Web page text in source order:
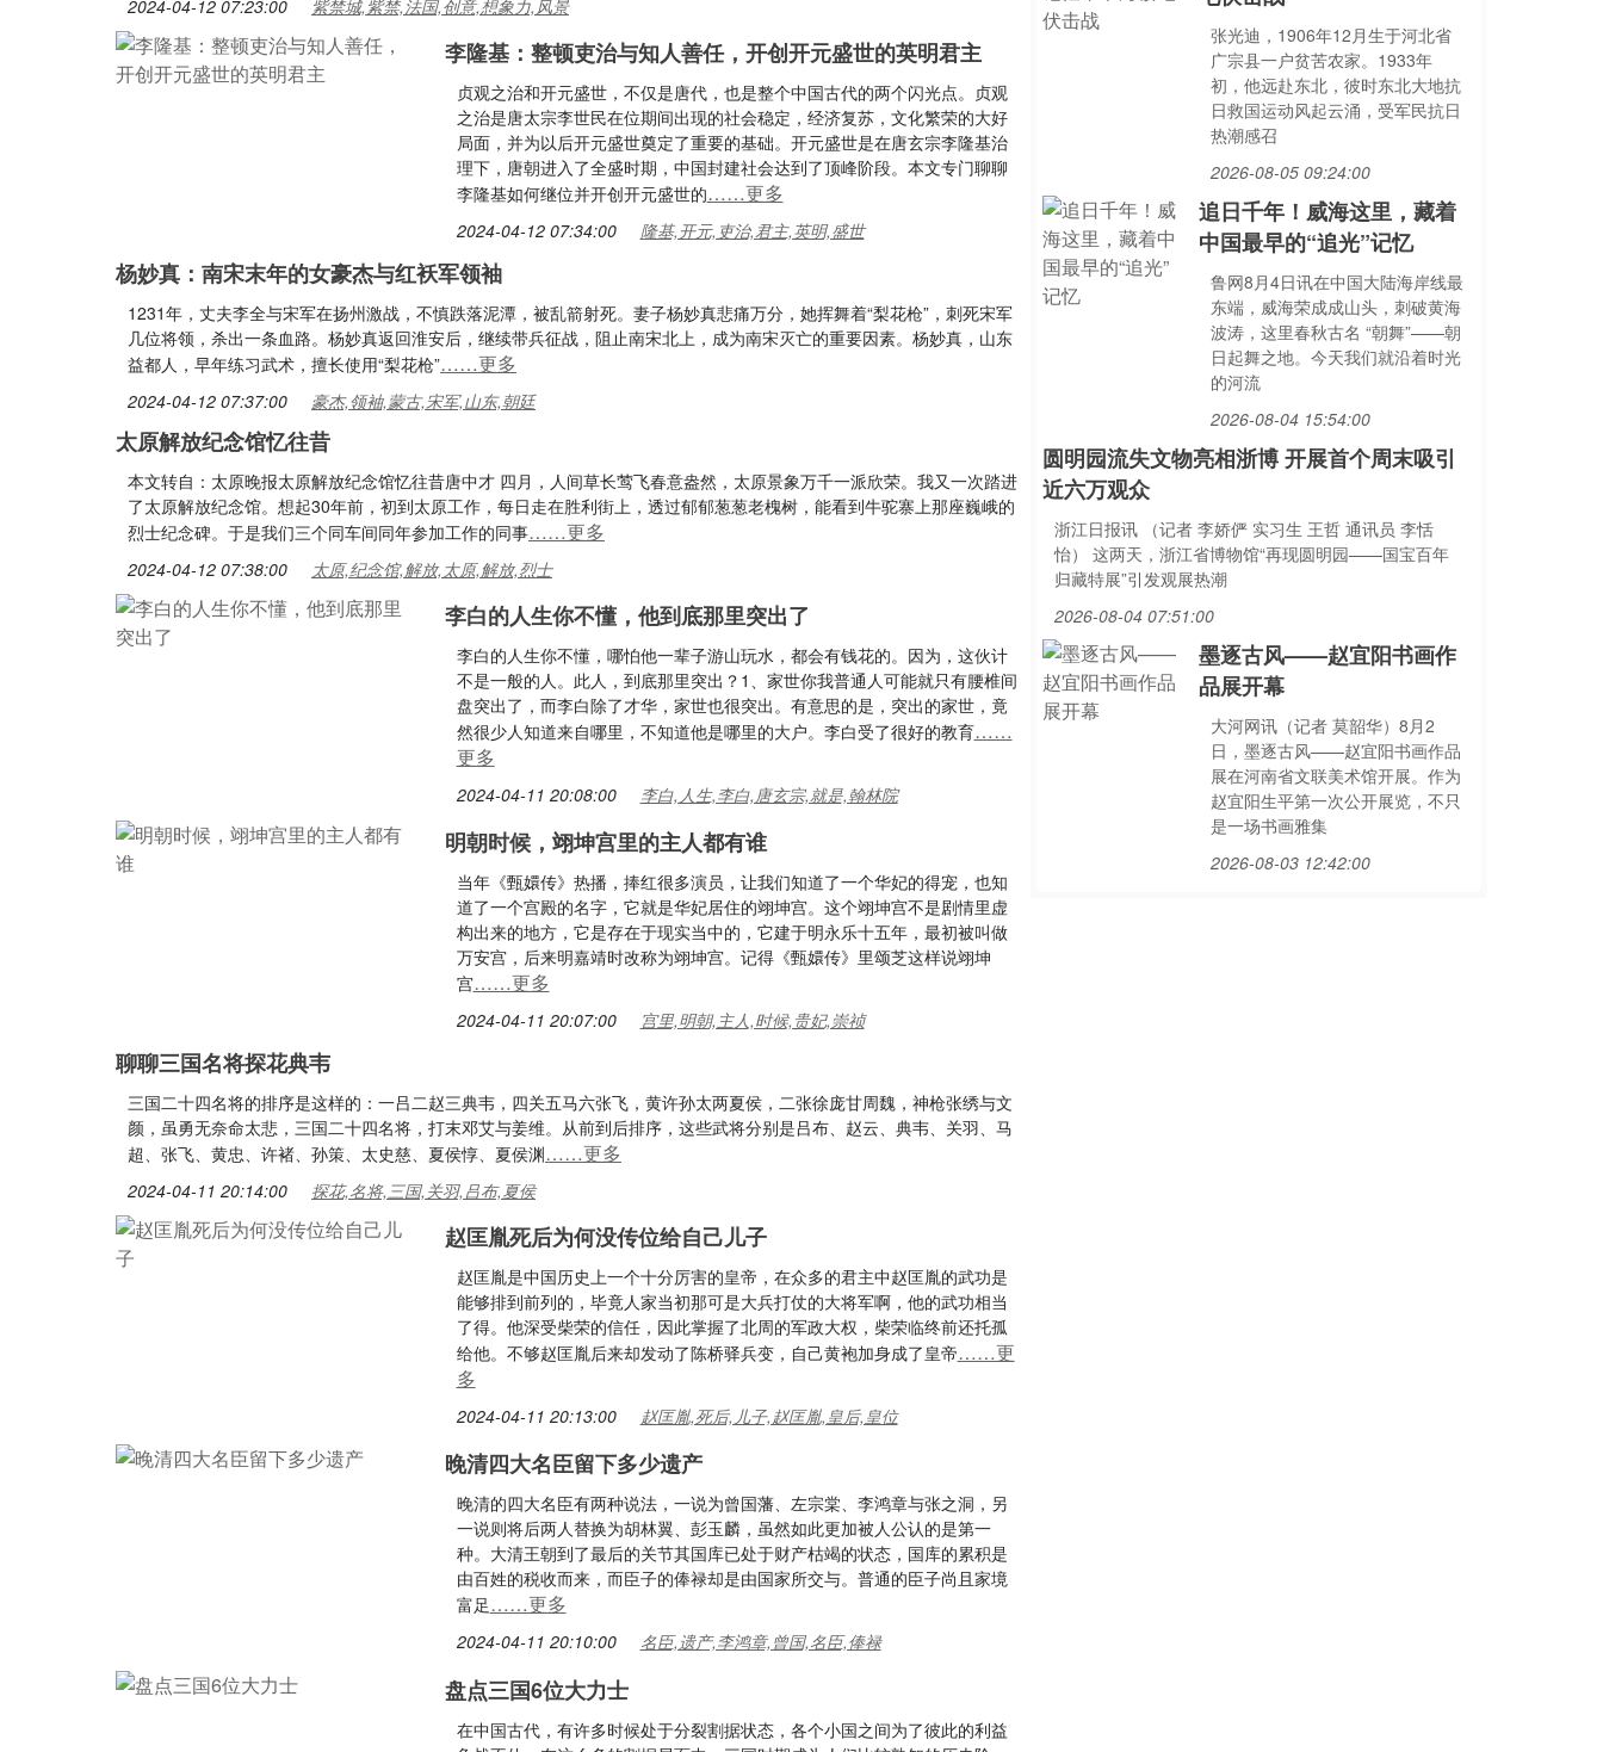
2024-04-12 07:23:00 紫禁城,紫禁,法国,创意,想象力,风景
李隆基：整顿吏治与知人善任，开创开元盛世的英明君主
贞观之治和开元盛世，不仅是唐代，也是整个中国古代的两个闪光点。贞观
之治是唐太宗李世民在位期间出现的社会稳定，经济复苏，文化繁荣的大好
局面，并为以后开元盛世奠定了重要的基础。开元盛世是在唐玄宗李隆基治
理下，唐朝进入了全盛时期，中国封建社会达到了顶峰阶段。本文专门聊聊
李隆基如何继位并开创开元盛世的……更多
2024-04-12 07:34:00 隆基,开元,吏治,君主,英明,盛世
杨妙真：南宋末年的女豪杰与红袄军领袖
1231年，丈夫李全与宋军在扬州激战，不慎跌落泥潭，被乱箭射死。妻子杨妙真悲痛万分，她挥舞着“梨花枪”，刺死宋军
几位将领，杀出一条血路。杨妙真返回淮安后，继续带兵征战，阻止南宋北上，成为南宋灭亡的重要因素。杨妙真，山东
益都人，早年练习武术，擅长使用“梨花枪”……更多
2024-04-12 07:37:00 豪杰,领袖,蒙古,宋军,山东,朝廷
太原解放纪念馆忆往昔
本文转自：太原晚报太原解放纪念馆忆往昔唐中才 四月，人间草长莺飞春意盎然，太原景象万千一派欣荣。我又一次踏进
了太原解放纪念馆。想起30年前，初到太原工作，每日走在胜利街上，透过郁郁葱葱老槐树，能看到牛驼寨上那座巍峨的
烈士纪念碑。于是我们三个同车间同年参加工作的同事……更多
2024-04-12 07:38:00 太原,纪念馆,解放,太原,解放,烈士
李白的人生你不懂，他到底那里突出了
李白的人生你不懂，哪怕他一辈子游山玩水，都会有钱花的。因为，这伙计
不是一般的人。此人，到底那里突出？1、家世你我普通人可能就只有腰椎间
盘突出了，而李白除了才华，家世也很突出。有意思的是，突出的家世，竟
然很少人知道来自哪里，不知道他是哪里的大户。李白受了很好的教育……
更多
2024-04-11 20:08:00 李白,人生,李白,唐玄宗,就是,翰林院
明朝时候，翊坤宫里的主人都有谁
当年《甄嬛传》热播，捧红很多演员，让我们知道了一个华妃的得宠，也知
道了一个宫殿的名字，它就是华妃居住的翊坤宫。这个翊坤宫不是剧情里虚
构出来的地方，它是存在于现实当中的，它建于明永乐十五年，最初被叫做
万安宫，后来明嘉靖时改称为翊坤宫。记得《甄嬛传》里颂芝这样说翊坤
宫……更多
2024-04-11 20:07:00 宫里,明朝,主人,时候,贵妃,崇祯
聊聊三国名将探花典韦
三国二十四名将的排序是这样的：一吕二赵三典韦，四关五马六张飞，黄许孙太两夏侯，二张徐庞甘周魏，神枪张绣与文
颜，虽勇无奈命太悲，三国二十四名将，打末邓艾与姜维。从前到后排序，这些武将分别是吕布、赵云、典韦、关羽、马
超、张飞、黄忠、许褚、孙策、太史慈、夏侯惇、夏侯渊……更多
2024-04-11 20:14:00 探花,名将,三国,关羽,吕布,夏侯
赵匡胤死后为何没传位给自己儿子
赵匡胤是中国历史上一个十分厉害的皇帝，在众多的君主中赵匡胤的武功是
能够排到前列的，毕竟人家当初那可是大兵打仗的大将军啊，他的武功相当
了得。他深受柴荣的信任，因此掌握了北周的军政大权，柴荣临终前还托孤
给他。不够赵匡胤后来却发动了陈桥驿兵变，自己黄袍加身成了皇帝……更
多
2024-04-11 20:13:00 赵匡胤,死后,儿子,赵匡胤,皇后,皇位
晚清四大名臣留下多少遗产
晚清的四大名臣有两种说法，一说为曾国藩、左宗棠、李鸿章与张之洞，另
一说则将后两人替换为胡林翼、彭玉麟，虽然如此更加被人公认的是第一
种。大清王朝到了最后的关节其国库已处于财产枯竭的状态，国库的累积是
由百姓的税收而来，而臣子的俸禄却是由国家所交与。普通的臣子尚且家境
富足……更多
2024-04-11 20:10:00 名臣,遗产,李鸿章,曾国,名臣,俸禄
盘点三国6位大力士
在中国古代，有许多时候处于分裂割据状态，各个小国之间为了彼此的利益
张光迪，1906年12月生于河北省
广宗县一户贫苦农家。1933年
初，他远赴东北，彼时东北大地抗
日救国运动风起云涌，受军民抗日
热潮感召
2026-08-05 09:24:00
追日千年！威海这里，藏着
中国最早的“追光”记忆
鲁网8月4日讯在中国大陆海岸线最
东端，威海荣成成山头，刺破黄海
波涛，这里春秋古名 “朝舞”——朝
日起舞之地。今天我们就沿着时光
的河流
2026-08-04 15:54:00
圆明园流失文物亮相浙博 开展首个周末吸引
近六万观众
浙江日报讯 （记者 李娇俨 实习生 王哲 通讯员 李恬
怡） 这两天，浙江省博物馆“再现圆明园——国宝百年
归藏特展”引发观展热潮
2026-08-04 07:51:00
墨逐古风——赵宜阳书画作
品展开幕
大河网讯（记者 莫韶华）8月2
日，墨逐古风——赵宜阳书画作品
展在河南省文联美术馆开展。作为
赵宜阳生平第一次公开展览，不只
是一场书画雅集
2026-08-03 12:42:00